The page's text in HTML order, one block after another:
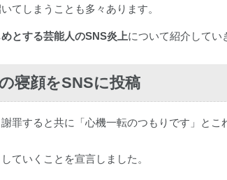
てしまうことも多々あります。
とする芸能人のSNS炎上について紹介してい
寝顔をSNSに投稿
罪すると共に「心機一転のつもりです」と
ていくことを宣言しました。